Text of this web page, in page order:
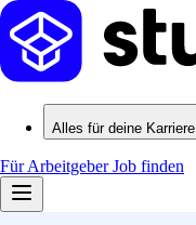
Alles für deine Karriere
Für ArbeitgeberJob finden